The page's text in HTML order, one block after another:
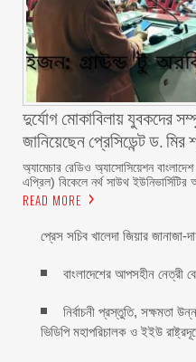
দুর্যোগ মোকাবিলায় যুবকদের
জানিয়েছেন প্রেসিডেন্ট ড. মির
অ্যামেচার রেডিও অ্যাসোসিয়েশন
এপ্রিল) বিকেলে নর্থ সাউথ ইউনিভার্সিটির
READ MORE
প্রেস সচিব খালেদা জিয়ার জানাজা-
বাংলাদেশের আপসহীন নেত্রী
নির্বাচনী প্রস্তুতি, সক্ষমতা
ভিডিপি মহাপরিচালক ও ইইউ